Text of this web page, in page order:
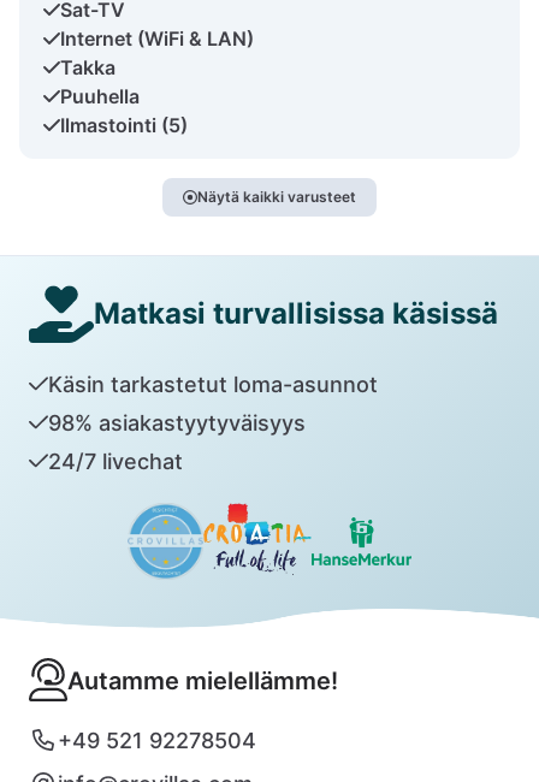
Sat-TV
Internet (WiFi & LAN)
Takka
Puuhella
Ilmastointi (5)
Näytä kaikki varusteet
Matkasi turvallisissa käsissä
Käsin tarkastetut loma-asunnot
98% asiakastyytyväisyys
24/7 livechat
Autamme mielellämme!
+49 521 92278504